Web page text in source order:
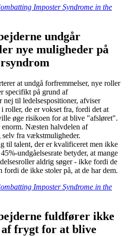
Imposter Syndrome in the
undgår
nye muligheder på
at undgå forfremmelser, nye roller
specifikt på grund af
nej til ledelsespositioner, afviser
roller, de er vokset fra, fordi det at
øge risikoen for at blive "afsløret".
Næsten halvdelen af
fra vækstmuligheder.
til talent, der er kvalificeret men ikke
undgåelsesrate betyder, at mange
aldrig søger - ikke fordi de
de ikke stoler på, at de har dem.
Imposter Syndrome in the
fuldfører ikke
frygt for at blive